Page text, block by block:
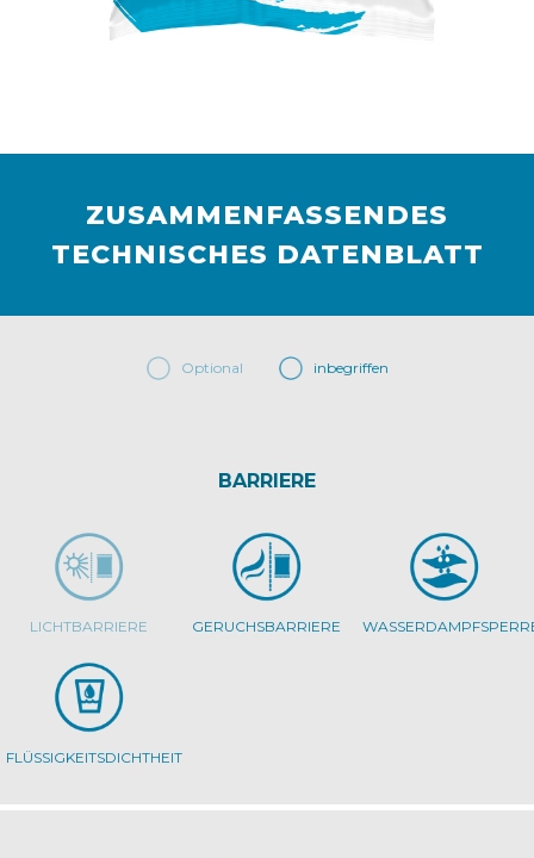
ZUSAMMENFASSENDES
TECHNISCHES DATENBLATT
Optional inbegriffen
BARRIERE
LICHTBARRIERE GERUCHSBARRIERE
FLÜSSIGKEITSDICHTHEIT